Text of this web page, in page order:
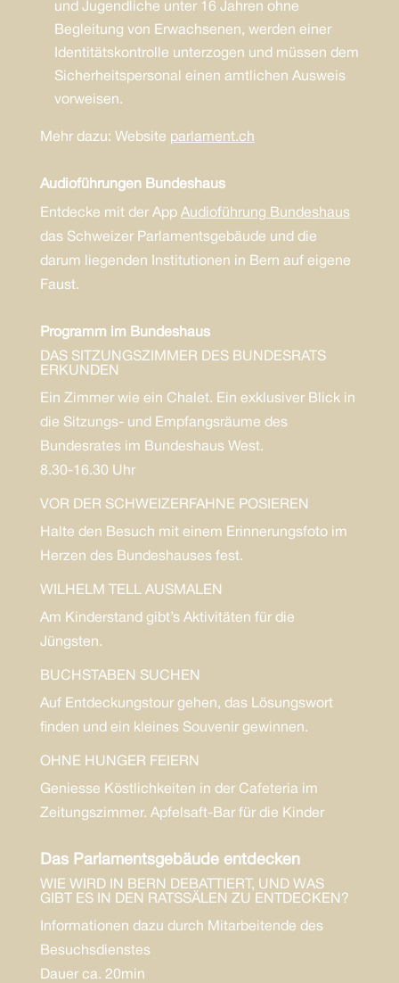
und Jugendliche unter 16 Jahren ohne
Begleitung von Erwachsenen, werden einer
Identitätskontrolle unterzogen und müssen dem
Sicherheitspersonal einen amtlichen Ausweis
vorweisen.
Mehr dazu: Website parlament.ch
Audioführungen Bundeshaus
Entdecke mit der App Audioführung Bundeshaus
das Schweizer Parlamentsgebäude und die
darum liegenden Institutionen in Bern auf eigene
Faust.
Programm im Bundeshaus
DAS SITZUNGSZIMMER DES BUNDESRATS
ERKUNDEN
Ein Zimmer wie ein Chalet. Ein exklusiver Blick in
die Sitzungs- und Empfangsräume des
Bundesrates im Bundeshaus West.
8.30-16.30 Uhr
VOR DER SCHWEIZERFAHNE POSIEREN
Halte den Besuch mit einem Erinnerungsfoto im
Herzen des Bundeshauses fest.
WILHELM TELL AUSMALEN
Am Kinderstand gibt’s Aktivitäten für die
Jüngsten.
BUCHSTABEN SUCHEN
Auf Entdeckungstour gehen, das Lösungswort
finden und ein kleines Souvenir gewinnen.
OHNE HUNGER FEIERN
Geniesse Köstlichkeiten in der Cafeteria im
Zeitungszimmer. Apfelsaft-Bar für die Kinder
Das Parlamentsgebäude entdecken
WIE WIRD IN BERN DEBATTIERT, UND WAS
GIBT ES IN DEN RATSSÄLEN ZU ENTDECKEN?
Informationen dazu durch Mitarbeitende des
Besuchsdienstes
Dauer ca. 20min